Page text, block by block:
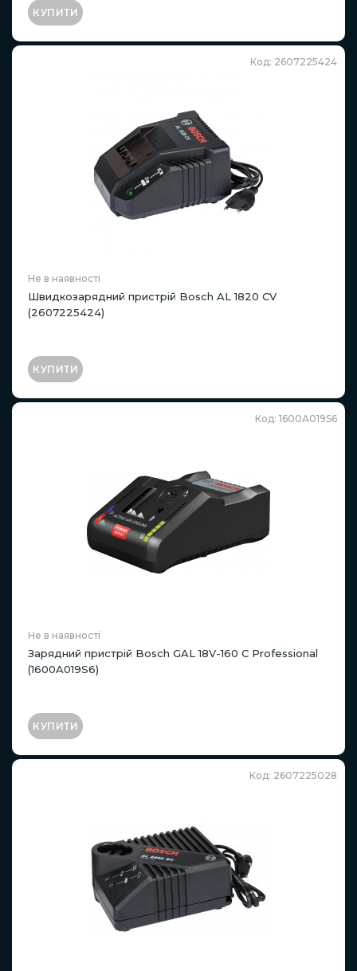
КУПИТИ
Код: 2607225424
Не в наявності
Швидкозарядний пристрій Bosch AL 1820 CV
(2607225424)
КУПИТИ
Код: 1600A019S6
Не в наявності
Зарядний пристрій Bosch GAL 18V-160 C Professional
(1600A019S6)
КУПИТИ
Код: 2607225028